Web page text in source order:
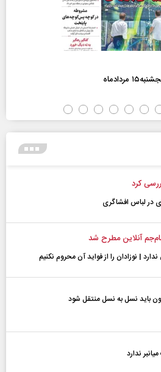
کرد
در لباس افشاگری
آنلاین مطرح شد
| نوزادان را از فواید آن محروم نکنیم
باید نسل به نسل منتقل شود
ندارد